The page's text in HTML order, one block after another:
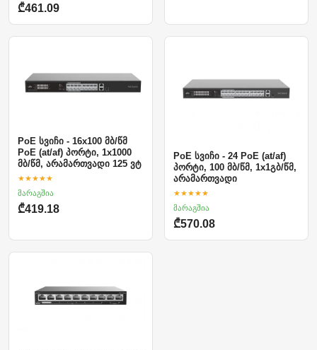
₾461.09
PoE სვიჩი - 16x100 მბ/წმ
PoE (at/af) პორტი, 1x1000
მბ/წმ, არამართვადი 125 ვტ
★★★★★
მარაგშია
₾419.18
PoE სვიჩი - 24 PoE (at/af)
პორტი, 100 მბ/წმ, 1x1გბ/წმ,
არამართვადი
★★★★★
მარაგშია
₾570.08